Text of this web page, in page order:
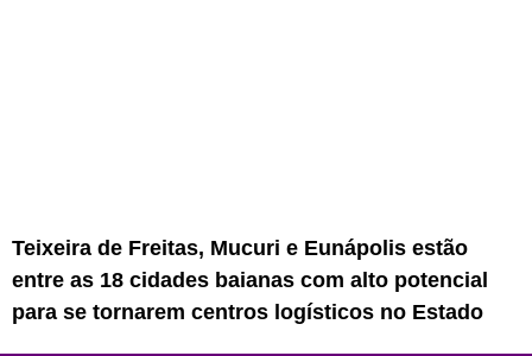
Teixeira de Freitas, Mucuri e Eunápolis estão
entre as 18 cidades baianas com alto potencial
para se tornarem centros logísticos no Estado